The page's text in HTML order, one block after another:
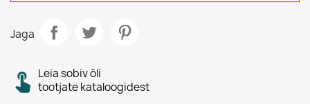
Jaga
Leia sobiv õli
tootjate kataloogidest